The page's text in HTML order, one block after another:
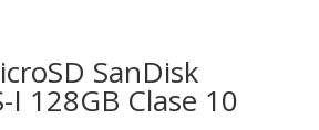
SanDisk
I 128GB Clase 10